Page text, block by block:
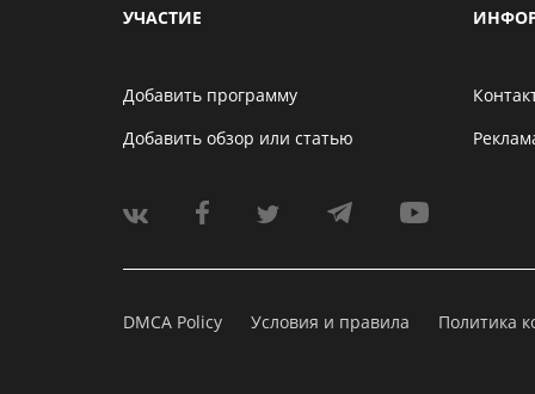
УЧАСТИЕ
Добавить программу
Добавить обзор или статью
DMCA Policy Условия и правила Политика